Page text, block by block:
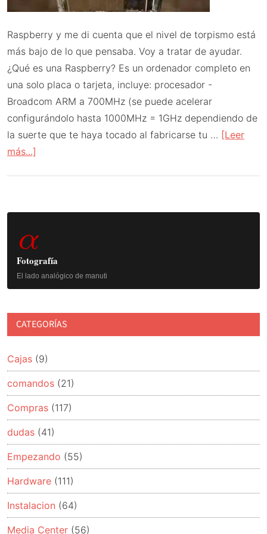
Raspberry y me di cuenta que el nivel de torpismo está
más bajo de lo que pensaba. Voy a tratar de ayudar.
¿Qué es una Raspberry? Es un ordenador completo en
una solo placa o tarjeta, incluye: procesador -
Broadcom ARM a 700MHz (se puede acelerar
configurándolo hasta 1000MHz = 1GHz dependiendo de
la suerte que te haya tocado al fabricarse tu … [Leer
más...]
patatero.
Instalando
el
Barra
lateral
principal
α
Fotografía
El lado analógico de manuti
CATEGORÍAS
Cajas (9)
comandos (21)
Compras (117)
dudas (41)
Empezando (55)
Hardware (111)
Instalacion (64)
Media Center (56)